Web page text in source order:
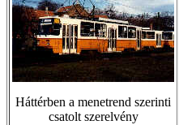
Háttérben a menetrend szerinti
csatolt szerelvény